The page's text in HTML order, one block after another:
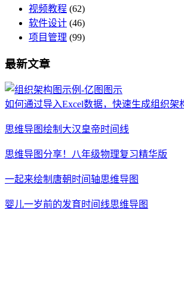
视频教程 (62)
软件设计 (46)
项目管理 (99)
最新文章
如何通过导入Excel数据，快速生成组织架
思维导图绘制大汉皇帝时间线
思维导图分享！八年级物理复习精华版
一起来绘制唐朝时间轴思维导图
婴儿一岁前的发育时间线思维导图